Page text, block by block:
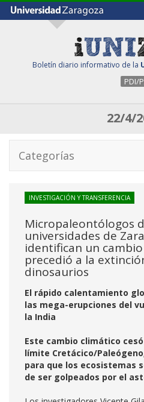
Boletín diario informativo de la
PDI/
22/4/
Categorías
INVESTIGACIÓN Y TRANSFERENCIA
Micropaleontólogos
universidades de
identifican un
precedió a la
dinosaurios
El rápido calentamiento
las mega-erupciones del
la India
Este cambio climático
límite Cretácico/
para que los ecosistemas
de ser golpeados por el